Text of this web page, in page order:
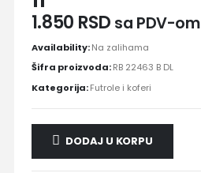
1.850 RSD sa PDV-om
Availability:Na zalihama
Šifra proizvoda:RB 22463 B DL
Kategorija:Futrole i koferi
DODAJ U KORPU